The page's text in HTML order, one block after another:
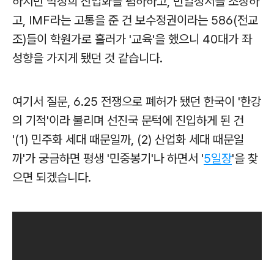
고, IMF라는 고통을 준 건 보수정권이라는 586(전교
조)들이 학원가로 흘러가 '교육'을 했으니 40대가 좌
성향을 가지게 됐던 것 같습니다.
여기서 질문, 6.25 전쟁으로 폐허가 됐던 한국이 '한강
의 기적'이라 불리며 선진국 문턱에 진입하게 된 건
'(1) 민주화 세대 때문일까, (2) 산업화 세대 때문일
까'가 궁금하면 평생 '민중봉기'나 하면서 '5일장'을 찾
으면 되겠습니다.